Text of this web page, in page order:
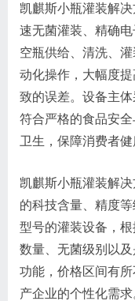
凯麒斯小瓶灌装解
速无菌灌装、精确
空瓶供给、清洗、
动化操作，大幅度
致的误差。设备主
符合严格的食品安
卫生，保障消费者健
凯麒斯小瓶灌装解
的科技含量、精度
型号的灌装设备，
数量、无菌级别以
功能，价格区间有
产企业的个性化需求